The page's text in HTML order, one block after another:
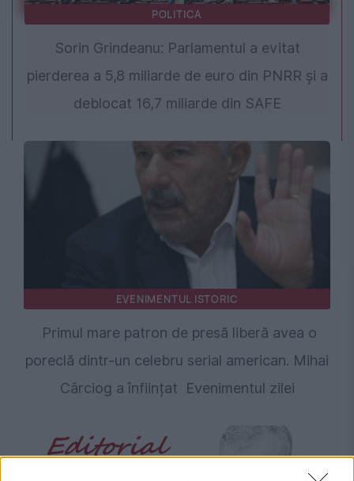
POLITICA
Sorin Grindeanu: Parlamentul a evitat
pierderea a 5,8 miliarde de euro din PNRR și a
deblocat 16,7 miliarde din SAFE
EVENIMENTUL ISTORIC
Primul mare patron de presă liberă avea o
poreclă dintr-un celebru serial american. Mihai
Cârciog a înființat Evenimentul zilei